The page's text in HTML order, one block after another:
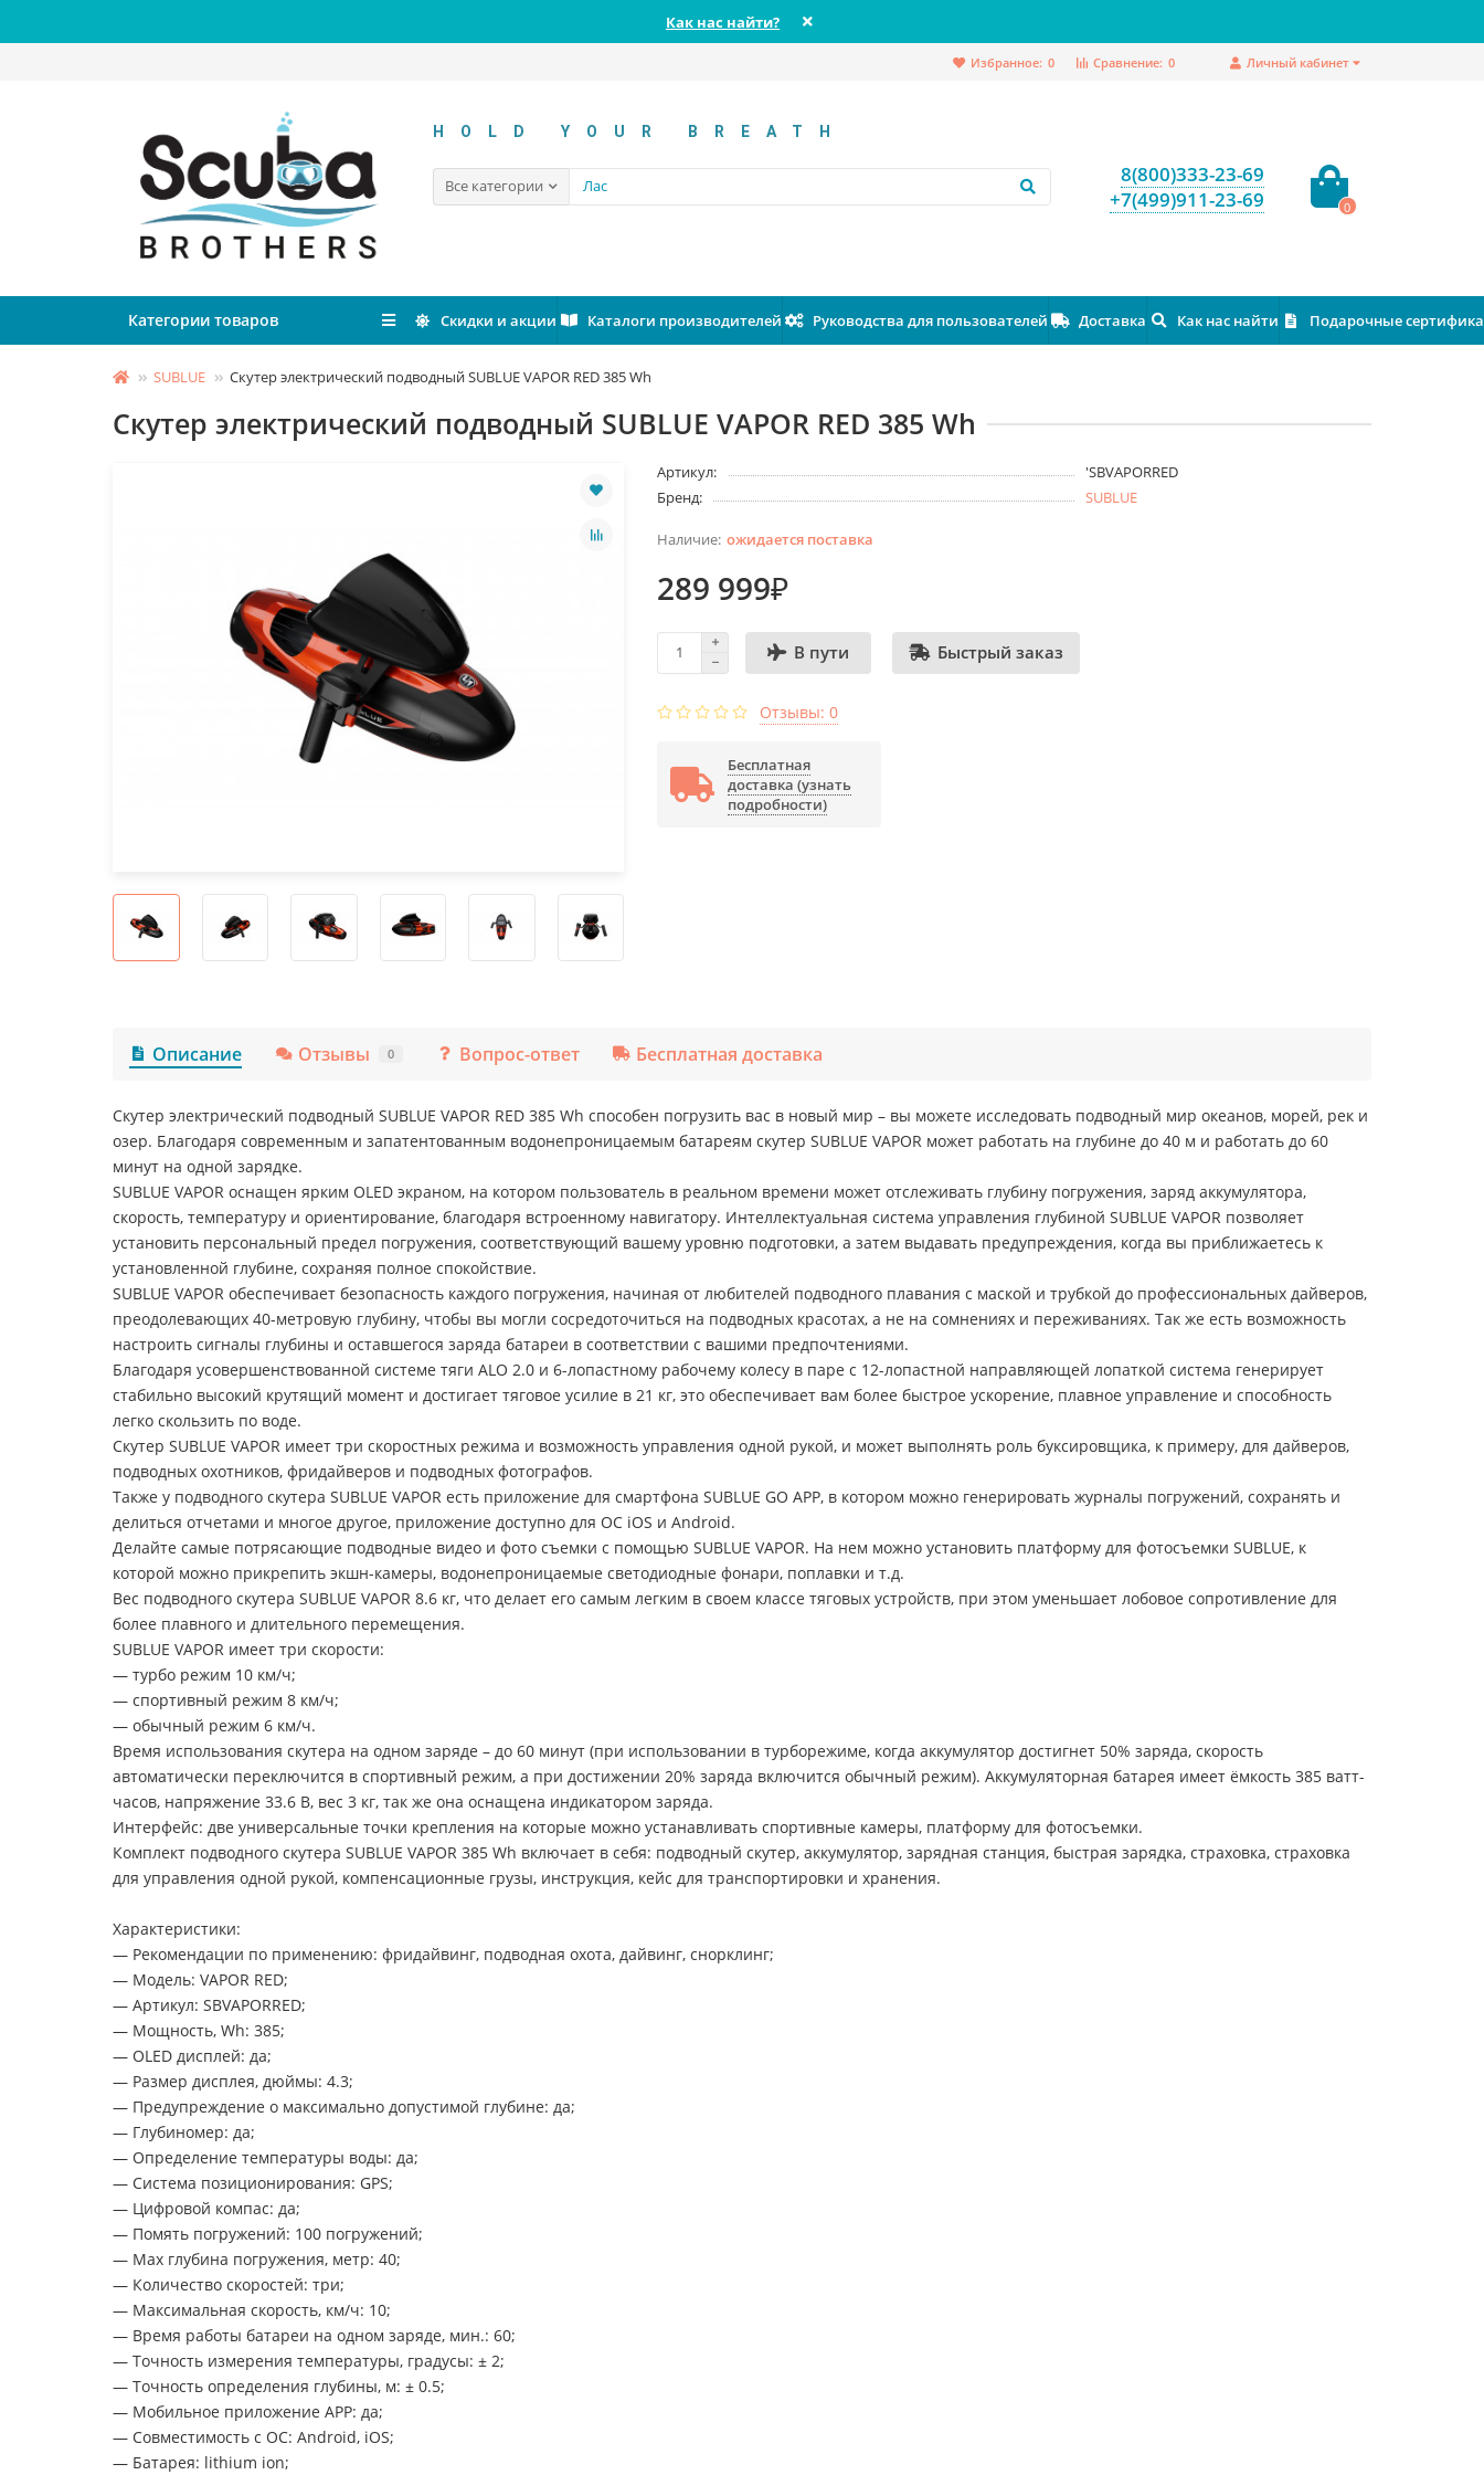
Как нас найти?
Личный кабинет
Сравнение: 0
Избранное: 0
HOLD YOUR BREATH
Все категории
8(800)333-23-69
+7(499)911-23-69
0
Категории товаров Скидки и акции Каталоги производителей Руководства для пользователей Доставка Как нас найти Подарочные
SUBLUE Скутер электрический подводный SUBLUE VAPOR RED 385 Wh
Скутер электрический подводный SUBLUE VAPOR RED 385 Wh
Артикул:
'SBVAPORRED
Бренд:
SUBLUE
ожидается поставка
289 999₽
В пути Быстрый заказ
Отзывы: 0
Бесплатная
доставка (узнать
подробности)
Описание Отзывы 0 Вопрос-ответ Бесплатная доставка
Скутер электрический подводный SUBLUE VAPOR RED 385 Wh способен погрузить вас в новый мир – вы можете исследовать подводный мир океанов, морей, рек и
озер. Благодаря современным и запатентованным водонепроницаемым батареям скутер SUBLUE VAPOR может работать на глубине до 40 м и работать до 60
минут на одной зарядке.
SUBLUE VAPOR оснащен ярким OLED экраном, на котором пользователь в реальном времени может отслеживать глубину погружения, заряд аккумулятора,
скорость, температуру и ориентирование, благодаря встроенному навигатору. Интеллектуальная система управления глубиной SUBLUE VAPOR позволяет
установить персональный предел погружения, соответствующий вашему уровню подготовки, а затем выдавать предупреждения, когда вы приближаетесь к
установленной глубине, сохраняя полное спокойствие.
SUBLUE VAPOR обеспечивает безопасность каждого погружения, начиная от любителей подводного плавания с маской и трубкой до профессиональных дайверов,
преодолевающих 40-метровую глубину, чтобы вы могли сосредоточиться на подводных красотах, а не на сомнениях и переживаниях. Так же есть возможность
настроить сигналы глубины и оставшегося заряда батареи в соответствии с вашими предпочтениями.
Благодаря усовершенствованной системе тяги ALO 2.0 и 6-лопастному рабочему колесу в паре с 12-лопастной направляющей лопаткой система генерирует
стабильно высокий крутящий момент и достигает тяговое усилие в 21 кг, это обеспечивает вам более быстрое ускорение, плавное управление и способность
легко скользить по воде.
Скутер SUBLUE VAPOR имеет три скоростных режима и возможность управления одной рукой, и может выполнять роль буксировщика, к примеру, для дайверов,
подводных охотников, фридайверов и подводных фотографов.
Также у подводного скутера SUBLUE VAPOR есть приложение для смартфона SUBLUE GO APP, в котором можно генерировать журналы погружений, сохранять и
делиться отчетами и многое другое, приложение доступно для ОС iOS и Android.
Делайте самые потрясающие подводные видео и фото съемки с помощью SUBLUE VAPOR. На нем можно установить платформу для фотосъемки SUBLUE, к
которой можно прикрепить экшн-камеры, водонепроницаемые светодиодные фонари, поплавки и т.д.
Вес подводного скутера SUBLUE VAPOR 8.6 кг, что делает его самым легким в своем классе тяговых устройств, при этом уменьшает лобовое сопротивление для
более плавного и длительного перемещения.
SUBLUE VAPOR имеет три скорости:
— турбо режим 10 км/ч;
— спортивный режим 8 км/ч;
— обычный режим 6 км/ч.
Время использования скутера на одном заряде – до 60 минут (при использовании в турборежиме, когда аккумулятор достигнет 50% заряда, скорость
автоматически переключится в спортивный режим, а при достижении 20% заряда включится обычный режим). Аккумуляторная батарея имеет ёмкость 385 ватт-
часов, напряжение 33.6 В, вес 3 кг, так же она оснащена индикатором заряда.
Интерфейс: две универсальные точки крепления на которые можно устанавливать спортивные камеры, платформу для фотосъемки.
Комплект подводного скутера SUBLUE VAPOR 385 Wh включает в себя: подводный скутер, аккумулятор, зарядная станция, быстрая зарядка, страховка, страховка
для управления одной рукой, компенсационные грузы, инструкция, кейс для транспортировки и хранения.
Характеристики:
— Рекомендации по применению: фридайвинг, подводная охота, дайвинг, снорклинг;
— Модель: VAPOR RED;
— Артикул: SBVAPORRED;
— Мощность, Wh: 385;
— OLED дисплей: да;
— Размер дисплея, дюймы: 4.3;
— Предупреждение о максимально допустимой глубине: да;
— Глубиномер: да;
— Определение температуры воды: да;
— Система позиционирования: GPS;
— Цифровой компас: да;
— Помять погружений: 100 погружений;
— Max глубина погружения, метр: 40;
— Количество скоростей: три;
— Максимальная скорость, км/ч: 10;
— Время работы батареи на одном заряде, мин.: 60;
— Точность измерения температуры, градусы: ± 2;
— Точность определения глубины, м: ± 0.5;
— Мобильное приложение APP: да;
— Совместимость с ОС: Android, iOS;
— Батарея: lithium ion;